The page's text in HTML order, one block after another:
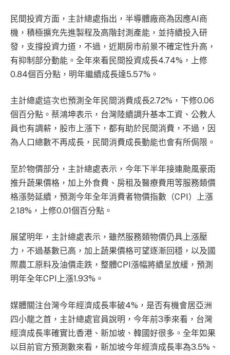
民間投資方面，主計總處指出，半導體廠商為因應AI商
機，積極擴充先進製程及高階封測產能，並持續投入研
發，支撐投資力道，不過，近期房市前景不確定性升高，
有抑制部分動能。全年來看民間投資成長4.74%，上修
0.84個百分點，明年繼續成長達5.57%。
主計總處這次也預測全年民間消費成長2.72%，下修0.06
個百分點。蔡鴻坤表示，台灣陸續調升基本工資、公教人
員也有調薪，股市上漲下，都有助於民間消費，不過，因
為人口總數不再成長，民間消費成長動能也會有所侷限。
至於物價部分，主計總處表示，今年下半年接連颱風豪雨
推升蔬果價格，加上外食費、房租及醫療費用等服務類價
格漲勢延續，預測今年全年消費者物價指數（CPI）上漲
2.18%，上修0.01個百分點。
展望明年，主計總處表示，雖然服務類物價仍具上漲壓
力，不過基數已高，加上蔬果價格可望逐漸回穩，以及國
際農工原料及油價走跌，整體CPI漲幅將續呈放緩，預測
明年全年CPI上漲1.93%。
媒體關注台灣今年經濟成長率破4%，是否有機會居亞洲
四小龍之首，主計總處官員說明，今年前3季來看，台灣
經濟成長率確實比香港、新加坡、韓國好很多。全年如果
以目前官方預測數來看，新加坡今年經濟成長率為3.5%、